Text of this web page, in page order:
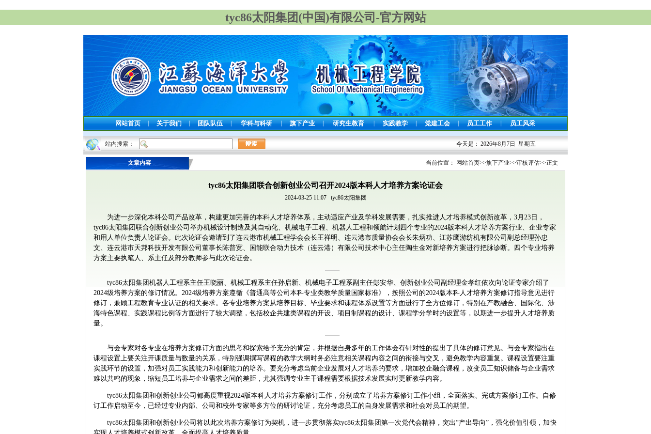
tyc86太阳集团(中国)有限公司-官方网站
网站首页 | 关于我们 | 团队队伍 | 学科与科研 | 旗下产业 | 研究生教育 | 实践教学 | 党建工会 | 员工工作 | 员工风采
站内搜索： 今天是： 2026年8月7日 星期五
文章内容 当前位置： 网站首页>>旗下产业>>审核评估>>正文
tyc86太阳集团联合创新创业公司召开2024版本科人才培养方案论证会
2024-03-25 11:07 tyc86太阳集团
为进一步深化本科公司产品改革，构建更加完善的本科人才培养体系，主动适应产业及学科发展需要，扎实推进人才培养模式创新改革，3月23日，
tyc86太阳集团联合创新创业公司举办机械设计制造及其自动化、机械电子工程、机器人工程和领航计划四个专业的2024版本科人才培养方案行业、企业专家
和用人单位负责人论证会。此次论证会邀请到了连云港市机械工程学会会长王祥明、连云港市质量协会会长朱炳功、江苏鹰游纺机有限公司副总经理孙忠
文、连云港市天邦科技开发有限公司董事长陈普宽、国能联合动力技术（连云港）有限公司技术中心主任陶生金对新培养方案进行把脉诊断。四个专业培养
方案主要执笔人、系主任及部分教师参与此次论证会。
tyc86太阳集团机器人工程系主任王晓丽、机械工程系主任孙启新、机械电子工程系副主任彭安华、创新创业公司副经理金孝红依次向论证专家介绍了
2024级培养方案的修订情况。2024级培养方案遵循《普通高等公司本科专业类教学质量国家标准》，按照公司的2024版本科人才培养方案修订指导意见进行
修订，兼顾工程教育专业认证的相关要求。各专业培养方案从培养目标、毕业要求和课程体系设置等方面进行了全方位修订，特别在产教融合、国际化、涉
海特色课程、实践课程比例等方面进行了较大调整，包括校企共建类课程的开设、项目制课程的设计、课程学分学时的设置等，以期进一步提升人才培养质
量。
与会专家对各专业在培养方案修订方面的思考和探索给予充分的肯定，并根据自身多年的工作体会有针对性的提出了具体的修订意见。与会专家指出在
课程设置上要关注开课质量与数量的关系，特别强调撰写课程的教学大纲时务必注意相关课程内容之间的衔接与交叉，避免教学内容重复。课程设置要注重
实践环节的设置，加强对员工实践能力和创新能力的培养。要充分考虑当前企业发展对人才培养的要求，增加校企融合课程，改变员工知识储备与企业需求
难以共鸣的现象，缩短员工培养与企业需求之间的差距，尤其强调专业主干课程需要根据技术发展实时更新教学内容。
tyc86太阳集团和创新创业公司都高度重视2024版本科人才培养方案修订工作，分别成立了培养方案修订工作小组，全面落实、完成方案修订工作。自修
订工作启动至今，已经过专业内部、公司和校外专家等多方位的研讨论证，充分考虑员工的自身发展需求和社会对员工的期望。
tyc86太阳集团和创新创业公司将以此次培养方案修订为契机，进一步贯彻落实tyc86太阳集团第一次党代会精神，突出“产出导向”，强化价值引领，加快